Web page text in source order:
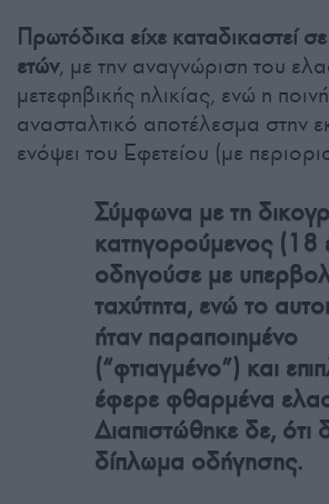
Πρωτόδικα είχε καταδικαστεί
ετών, με την αναγνώριση του
μετεφηβικής ηλικίας, ενώ η
ανασταλτικό αποτέλεσμα στην
ενόψει του Εφετείου (με
Σύμφωνα με τη
κατηγορούμενος (18
οδηγούσε με
ταχύτητα, ενώ το
ήταν παραποιημένο
(“φτιαγμένο”) και
έφερε φθαρμένα
Διαπιστώθηκε δε, ότι
δίπλωμα οδήγησης.